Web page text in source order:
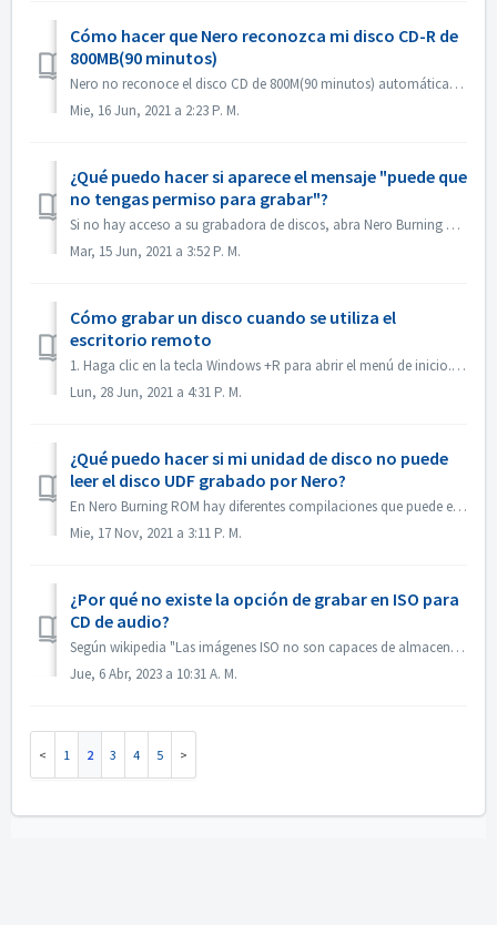
Cómo hacer que Nero reconozca mi disco CD-R de
800MB(90 minutos)
Nero no reconoce el disco CD de 800M(90 minutos) automáticamente. Ahora se detecta como 700M(80minutos). Si necesita grabar un disco completo de casi 800M ...
Mie, 16 Jun, 2021 a 2:23 P. M.
¿Qué puedo hacer si aparece el mensaje "puede que
no tengas permiso para grabar"?
Si no hay acceso a su grabadora de discos, abra Nero Burning ROM o Nero Express, aparecerá el mensaje de error. Cómo resolverlo: Bajo la cuenta de admin...
Mar, 15 Jun, 2021 a 3:52 P. M.
Cómo grabar un disco cuando se utiliza el
escritorio remoto
1. Haga clic en la tecla Windows +R para abrir el menú de inicio. 2. Introduzca gpedit.msc en el cuadro de búsqueda y pulse la tecla [Enter] de su teclado....
Lun, 28 Jun, 2021 a 4:31 P. M.
¿Qué puedo hacer si mi unidad de disco no puede
leer el disco UDF grabado por Nero?
En Nero Burning ROM hay diferentes compilaciones que puede elegir. Si graba un disco UDF, pero la compatibilidad de su unidad de disco y el UDF no es tan ...
Mie, 17 Nov, 2021 a 3:11 P. M.
¿Por qué no existe la opción de grabar en ISO para
CD de audio?
Según wikipedia "Las imágenes ISO no son capaces de almacenar y recrear discos CD-Audio, debido a que los discos CD-Audio no utilizan un sistema de ar...
Jue, 6 Abr, 2023 a 10:31 A. M.
1 2 3 4 5